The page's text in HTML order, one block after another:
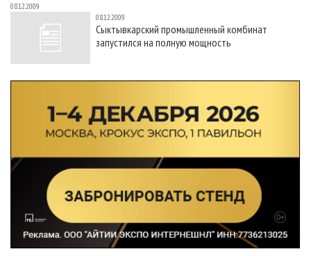
08.12.2009
08.12.2009
Сыктывкарский промышленный комбинат
запустился на полную мощность